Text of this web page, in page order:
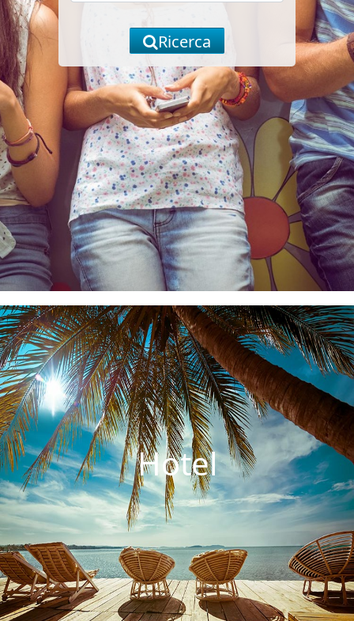
Ricerca